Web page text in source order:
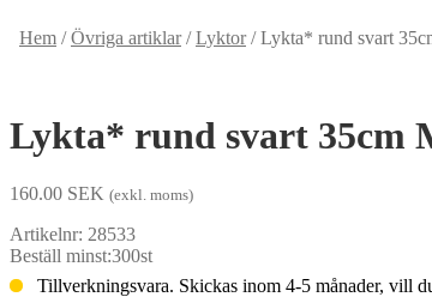
Hem /Övriga artiklar/Lyktor/Lykta* rund svart
Lykta* rund svart 35cm
160.00 SEK (exkl. moms)
Artikelnr: 28533
Beställ minst:300st
Tillverkningsvara. Skickas inom 4-5 månader, vill